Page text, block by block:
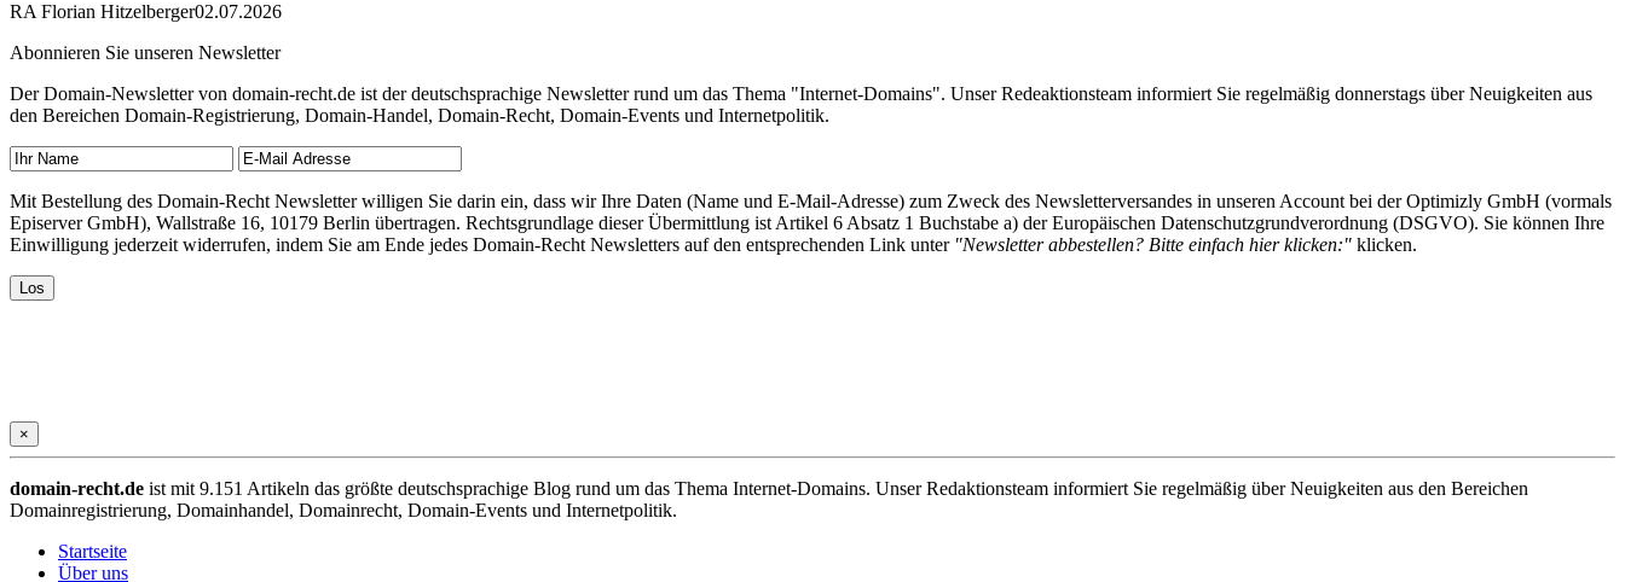
RA Florian Hitzelberger02.07.2026
Abonnieren Sie unseren Newsletter
Der Domain-Newsletter von domain-recht.de ist der deutschsprachige Newsletter rund um das Thema "Internet-Domains". Unser Redeaktionsteam informiert Sie regelmäßig donnerstags über Neuigkeiten aus
den Bereichen Domain-Registrierung, Domain-Handel, Domain-Recht, Domain-Events und Internetpolitik.
Mit Bestellung des Domain-Recht Newsletter willigen Sie darin ein, dass wir Ihre Daten (Name und E-Mail-Adresse) zum Zweck des Newsletterversandes in unseren Account bei der Optimizly GmbH (vormals
Episerver GmbH), Wallstraße 16, 10179 Berlin übertragen. Rechtsgrundlage dieser Übermittlung ist Artikel 6 Absatz 1 Buchstabe a) der Europäischen Datenschutzgrundverordnung (DSGVO). Sie können Ihre
Einwilligung jederzeit widerrufen, indem Sie am Ende jedes Domain-Recht Newsletters auf den entsprechenden Link unter "Newsletter abbestellen? Bitte einfach hier klicken:" klicken.
×
domain-recht.de ist mit 9.151 Artikeln das größte deutschsprachige Blog rund um das Thema Internet-Domains. Unser Redaktionsteam informiert Sie regelmäßig über Neuigkeiten aus den Bereichen
Domainregistrierung, Domainhandel, Domainrecht, Domain-Events und Internetpolitik.
Startseite
Über uns